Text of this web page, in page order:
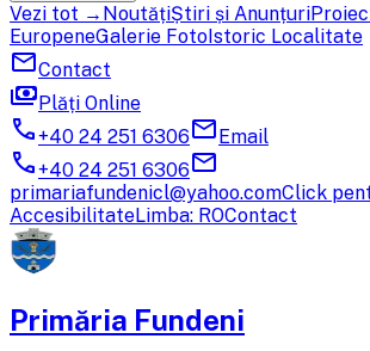
Vezi tot → NoutățiȘtiri și Anunțuri
EuropeneGalerie FotoIstoric Localitate
mailContact
paymentsPlăți Online
call+40 24 251 6306mailEmail
call+40 24 251 6306mail
primariafundenicl@yahoo.comClick
AccesibilitateLimba: ROContact
Primăria Fundeni